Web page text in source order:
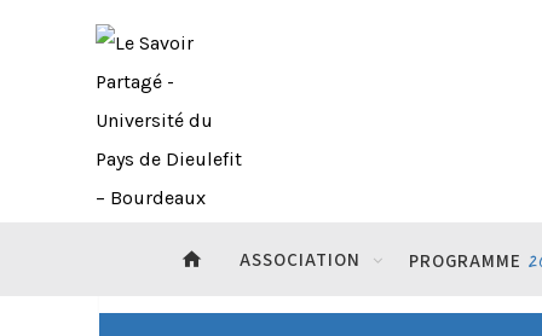
home ASSOCIATION PROGRAMME